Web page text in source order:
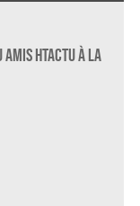
HTActu à la